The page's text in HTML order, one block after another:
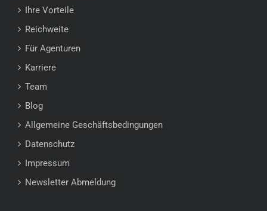
Ihre Vorteile
Reichweite
Für Agenturen
Karriere
Team
Blog
Allgemeine Geschäftsbedingungen
Datenschutz
Impressum
Newsletter Abmeldung